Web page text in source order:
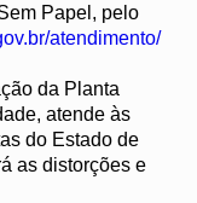
Papel, pelo
atendimento/
da Planta
atende às
do Estado de
as distorções e